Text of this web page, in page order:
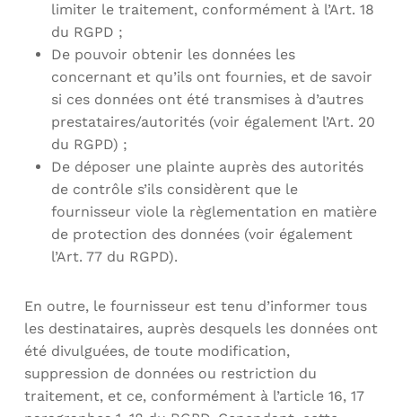
limiter le traitement, conformément à l’Art. 18
du RGPD ;
De pouvoir obtenir les données les
concernant et qu’ils ont fournies, et de savoir
si ces données ont été transmises à d’autres
prestataires/autorités (voir également l’Art. 20
du RGPD) ;
De déposer une plainte auprès des autorités
de contrôle s’ils considèrent que le
fournisseur viole la règlementation en matière
de protection des données (voir également
l’Art. 77 du RGPD).
En outre, le fournisseur est tenu d’informer tous
les destinataires, auprès desquels les données ont
été divulguées, de toute modification,
suppression de données ou restriction du
traitement, et ce, conformément à l’article 16, 17